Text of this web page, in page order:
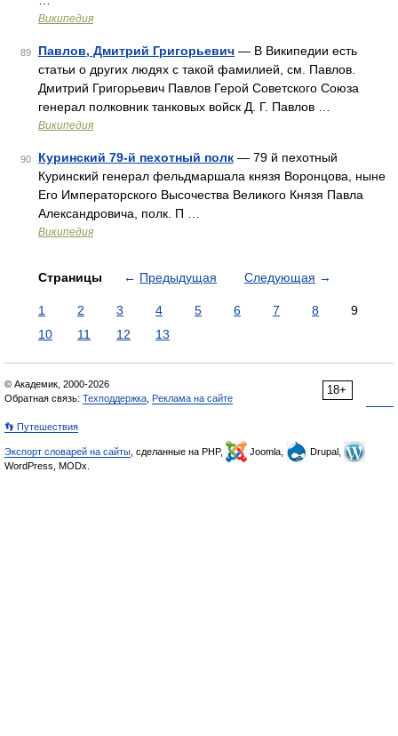
Википедия
89 Павлов, Дмитрий Григорьевич — В Википедии есть
статьи о других людях с такой фамилией, см. Павлов.
Дмитрий Григорьевич Павлов Герой Советского Союза
генерал полковник танковых войск Д. Г. Павлов …
Википедия
90 Куринский 79-й пехотный полк — 79 й пехотный
Куринский генерал фельдмаршала князя Воронцова, ныне
Его Императорского Высочества Великого Князя Павла
Александровича, полк. П …
Википедия
Страницы ← Предыдущая Следующая →
1 2 3 4 5 6 7 8
9
10
11 12 13
18+
© Академик, 2000-2026
Обратная связь: Техподдержка Реклама на сайте
👣 Путешествия
Экспорт словарей на сайты , сделанные на PHP, Joomla,
Drupal,
WordPress, MODx.